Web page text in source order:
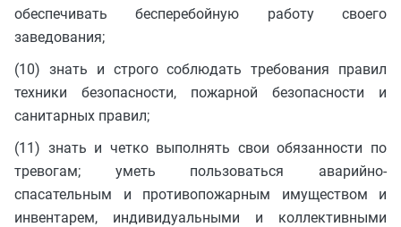
обеспечивать бесперебойную работу своего
заведования;
(10) знать и строго соблюдать требования правил
техники безопасности, пожарной безопасности и
санитарных правил;
(11) знать и четко выполнять свои обязанности по
тревогам; уметь пользоваться аварийно-
спасательным и противопожарным имуществом и
инвентарем, индивидуальными и коллективными